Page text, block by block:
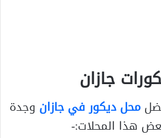
جازان
محل ديكور في جازان وجدة
هذا المحلات:-